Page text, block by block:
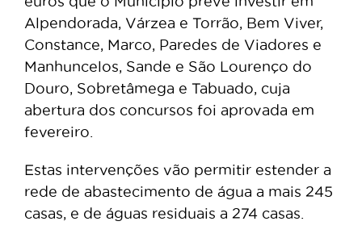
Alpendorada, Várzea e Torrão, Bem Viver,
Constance, Marco, Paredes de Viadores e
Manhuncelos, Sande e São Lourenço do
Douro, Sobretâmega e Tabuado, cuja
abertura dos concursos foi aprovada em
fevereiro.
Estas intervenções vão permitir estender a
rede de abastecimento de água a mais 245
casas, e de águas residuais a 274 casas.